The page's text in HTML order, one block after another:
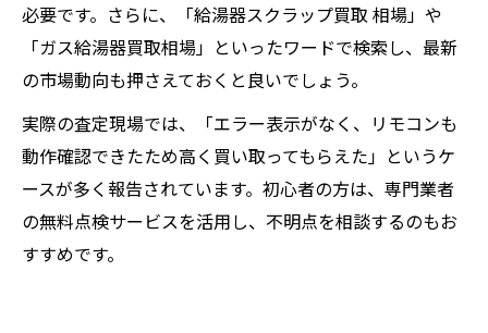
必要です。さらに、「給湯器スクラップ買取 相場」や
「ガス給湯器買取相場」といったワードで検索し、最新
の市場動向も押さえておくと良いでしょう。
実際の査定現場では、「エラー表示がなく、リモコンも
動作確認できたため高く買い取ってもらえた」というケ
ースが多く報告されています。初心者の方は、専門業者
の無料点検サービスを活用し、不明点を相談するのもお
すすめです。